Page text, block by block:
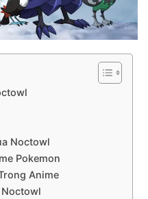
Noctowl
Pokemon
Anime
Noctowl